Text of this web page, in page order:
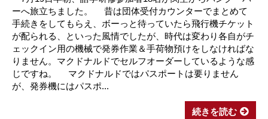
ーへ旅立ちました。 昔は団体受付カウンターでまとめて
手続きをしてもらえ、ボーっと待っていたら飛行機チケット
が配られる、といった風情でしたが、時代は変わり各自がチ
ェックイン用の機械で発券作業＆手荷物預けをしなければな
りません。マクドナルドでセルフオーダーしているような感
じですね。 マクドナルドではパスポートは要りません
が、発券機にはパスポ...
続きを読む